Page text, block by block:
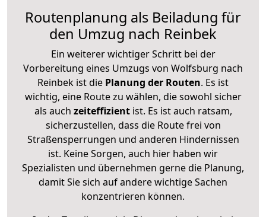
Routenplanung als Beiladung für
den Umzug nach Reinbek
Ein weiterer wichtiger Schritt bei der
Vorbereitung eines Umzugs von Wolfsburg nach
Reinbek ist die Planung der Routen. Es ist
wichtig, eine Route zu wählen, die sowohl sicher
als auch zeiteffizientist. Es ist auch ratsam,
sicherzustellen, dass die Route frei von
Straßensperrungen und anderen Hindernissen
ist. Keine Sorgen, auch hier haben wir
Spezialisten und übernehmen gerne die Planung,
damit Sie sich auf andere wichtige Sachen
konzentrieren können.